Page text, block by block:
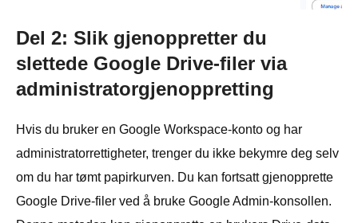
Del 2: Slik gjenoppretter du
slettede Google Drive-filer via
administratorgjenoppretting
Hvis du bruker en Google Workspace-konto og har
administratorrettigheter, trenger du ikke bekymre deg selv
om du har tømt papirkurven. Du kan fortsatt gjenopprette
Google Drive-filer ved å bruke Google Admin-konsollen.